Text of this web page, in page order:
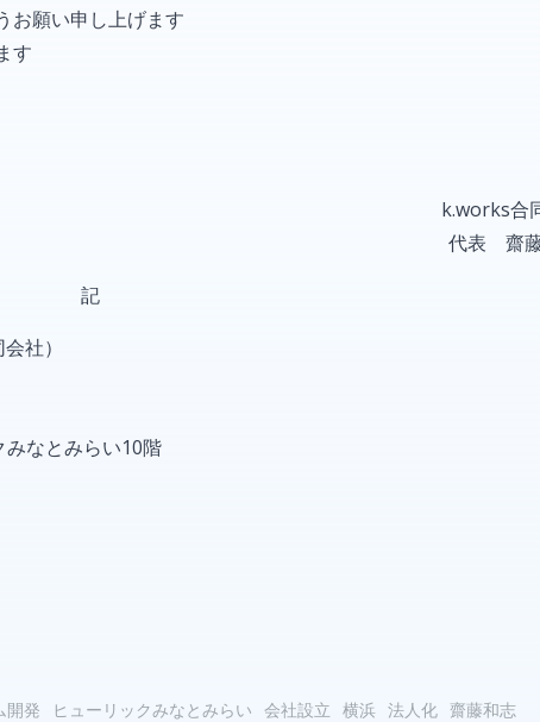
お願い申し上げます
す
k.works合同
代表 齋藤 和
記
社）
とみらい10階
開発 ヒューリックみなとみらい 会社設立 横浜 法人化 齋藤和志